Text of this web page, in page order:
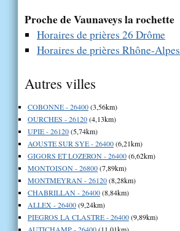
Proche de Vaunaveys la rochette
Horaires de prières 26 Drôme
Horaires de prières Rhône-Alpes
Autres villes
COBONNE - 26400(3,56km)
OURCHES - 26120(4,13km)
UPIE - 26120(5,74km)
AOUSTE SUR SYE - 26400(6,21km)
GIGORS ET LOZERON - 26400(6,62km)
MONTOISON - 26800(7,89km)
MONTMEYRAN - 26120(8,28km)
CHABRILLAN - 26400(8,84km)
ALLEX - 26400(9,24km)
PIEGROS LA CLASTRE - 26400(9,89km)